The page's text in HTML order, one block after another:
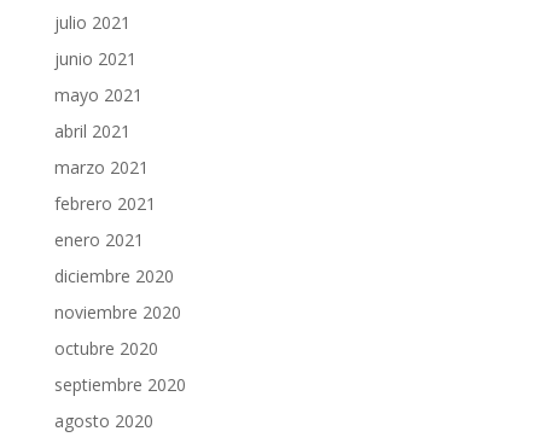
julio 2021
junio 2021
mayo 2021
abril 2021
marzo 2021
febrero 2021
enero 2021
diciembre 2020
noviembre 2020
octubre 2020
septiembre 2020
agosto 2020